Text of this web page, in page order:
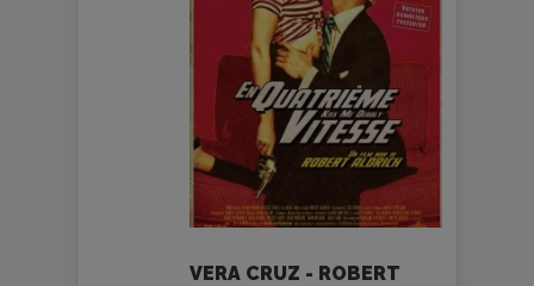
VERA CRUZ - ROBERT